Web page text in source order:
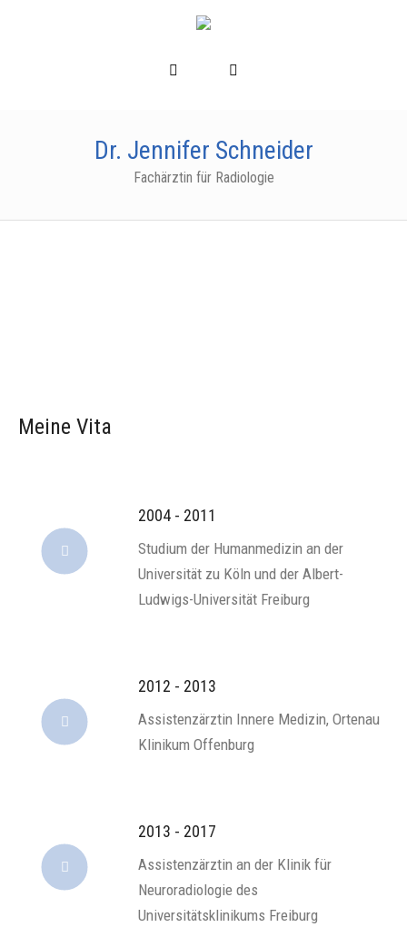
Dr. Jennifer Schneider
Fachärztin für Radiologie
Meine Vita
2004 - 2011
Studium der Humanmedizin an der
Universität zu Köln und der Albert-
Ludwigs-Universität Freiburg
2012 - 2013
Assistenzärztin Innere Medizin, Ortenau
Klinikum Offenburg
2013 - 2017
Assistenzärztin an der Klinik für
Neuroradiologie des
Universitätsklinikums Freiburg